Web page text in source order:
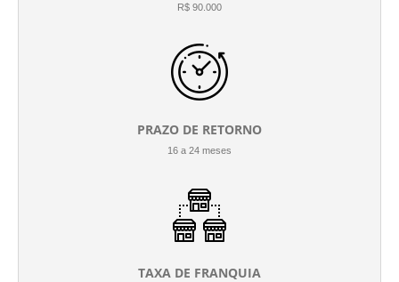
R$ 90.000
PRAZO DE RETORNO
16 a 24 meses
TAXA DE FRANQUIA